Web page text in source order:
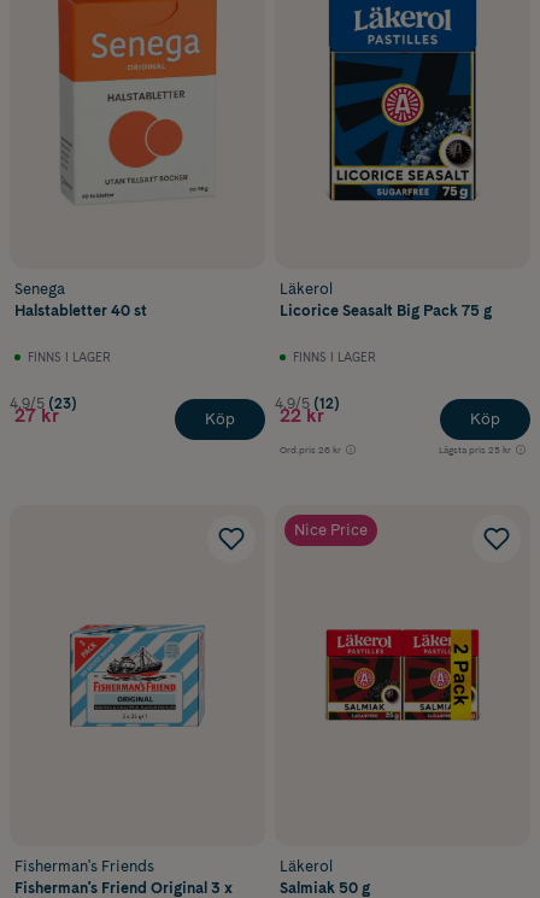
vill avrunda en måltid med något uppfriskande.
Letar du istället efter halstabletter vid förkylning ,hostaeller halsont
Utforska då vårt sortiment av
halstabletter för lindring av irriterad
hals och förkylningsbesvär
Senega
Halstabletter 40 st
FINNS I LAGER
4.9/5 (23)
27 kr Köp
Läkerol
Licorice Seasalt Big Pack 75 g
FINNS I LAGER
4.9/5 (12)
22 kr
Ord.pris 26 kr Lägsta pris 25 kr
Köp
Fisherman's Friends
Fisherman's Friend Original 3 x
Nice Price
Läkerol
Salmiak 50 g